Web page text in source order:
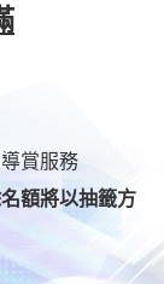
賞服務
額將以抽籤方